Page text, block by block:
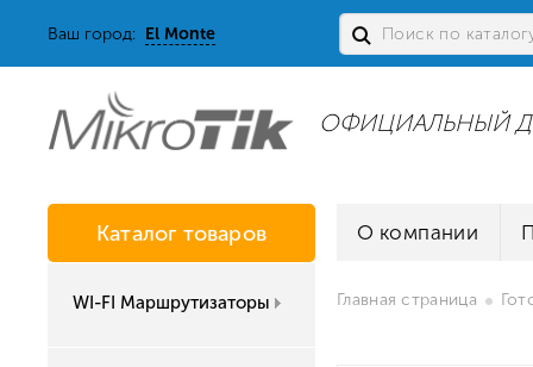
Ваш город: El Monte
ОФИЦИАЛЬНЫЙ
Каталог товаров
WI-FI Маршрутизаторы
О компании
Главная страница